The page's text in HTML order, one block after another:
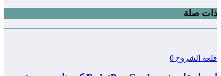
ذات صلة
قلعة الشروح 0